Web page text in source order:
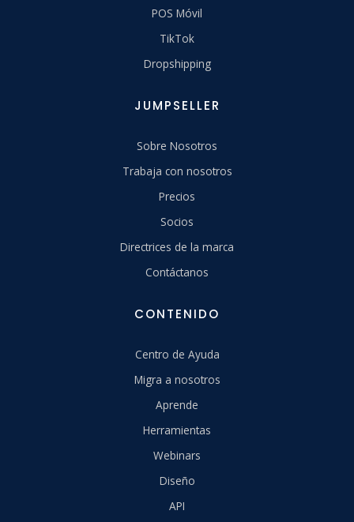
POS Móvil
TikTok
Dropshipping
JUMPSELLER
Sobre Nosotros
Trabaja con nosotros
Precios
Socios
Directrices de la marca
Contáctanos
CONTENIDO
Centro de Ayuda
Migra a nosotros
Aprende
Herramientas
Webinars
Diseño
API